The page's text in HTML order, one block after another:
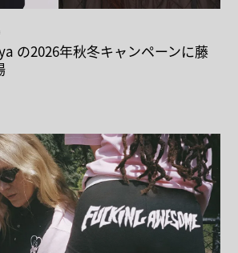
の2026年秋冬キャンペーンに藤